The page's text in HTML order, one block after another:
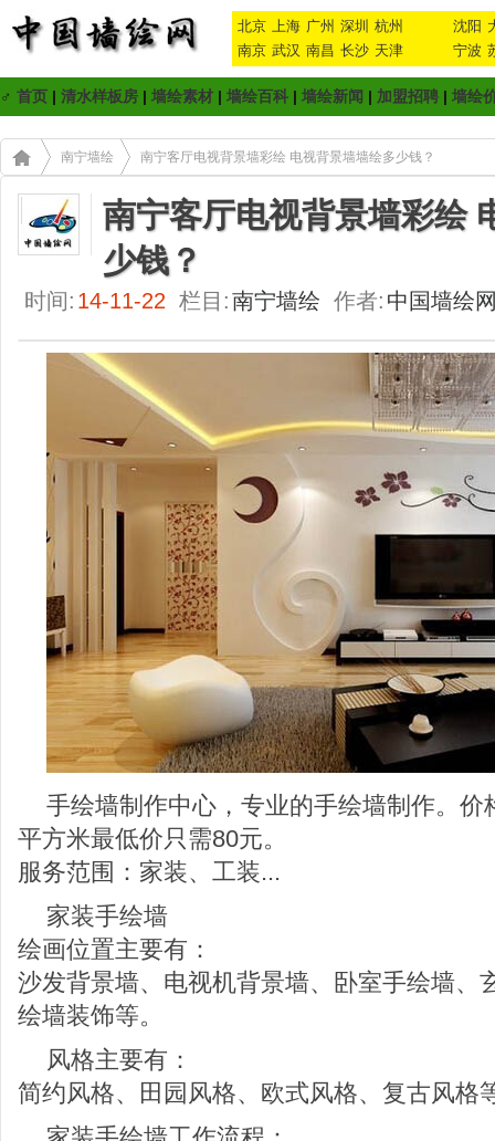
北京 上海 广州 深圳 杭州
南京 武汉 南昌 长沙 天津
沈阳
宁波
♂ 首页 | 清水样板房 | 墙绘素材 | 墙绘百科 | 墙绘新闻 | 加盟招聘 | 墙绘
南宁墙绘 南宁客厅电视背景墙彩绘 电视背景墙墙绘多少钱？
南宁客厅电视背景墙彩绘
少钱？
时间: 14-11-22 栏目:南宁墙绘 作者: 中国墙绘
手绘墙制作中心，专业的手绘墙制作。
平方米最低价只需80元。
服务范围：家装、工装...
家装手绘墙
绘画位置主要有：
沙发背景墙、电视机背景墙、卧室手绘墙、
绘墙装饰等。
风格主要有：
简约风格、田园风格、欧式风格、复古风格